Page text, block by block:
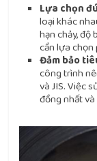
Lựa chọn
loại khác
hạn chảy, độ
cần lựa
Đảm bảo
công trình
và JIS. Việc
đồng nhất